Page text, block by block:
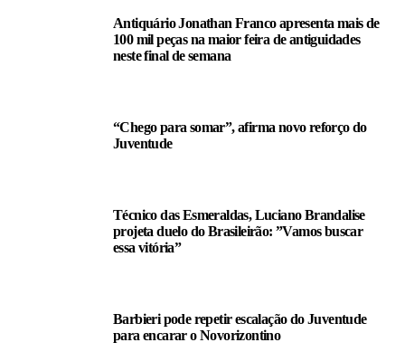
Antiquário Jonathan Franco apresenta mais de
100 mil peças na maior feira de antiguidades
neste final de semana
“Chego para somar”, afirma novo reforço do
Juventude
Técnico das Esmeraldas, Luciano Brandalise
projeta duelo do Brasileirão: ”Vamos buscar
essa vitória”
Barbieri pode repetir escalação do Juventude
para encarar o Novorizontino